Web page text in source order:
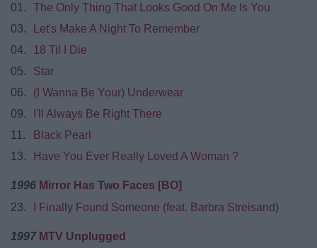
01.
The Only Thing That Looks Good On Me Is You
03.
Let's Make A Night To Remember
04.
18 Til I Die
05.
Star
06.
(I Wanna Be Your) Underwear
09.
I'll Always Be Right There
11.
Black Pearl
13.
Have You Ever Really Loved A Woman ?
1996 Mirror Has Two Faces [BO]
23.
I Finally Found Someone (feat. Barbra Streisand)
1997 MTV Unplugged